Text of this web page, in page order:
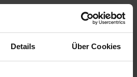
Details Über Cookies